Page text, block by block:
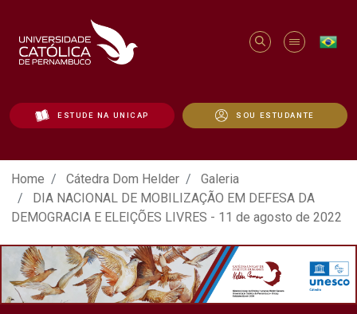
ESTUDE NA UNICAP SOU ESTUDANTE
ATO EM DEFESA DA DEMOCRACIA
Home Cátedra Dom Helder
Galeria
DIA NACIONAL DE MOBILIZAÇÃO EM DEFESA DA
DEMOGRACIA E ELEIÇÕES LIVRES - 11 de agosto de 2022